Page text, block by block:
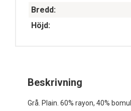
Bredd:
Höjd:
Beskrivning
Grå. Plain. 60% rayon, 40% bomull.